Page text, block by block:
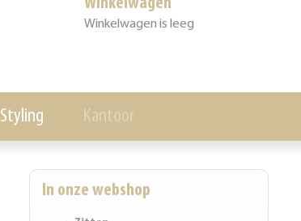
Winkelwagen is leeg
Styling Kantoor
In onze webshop